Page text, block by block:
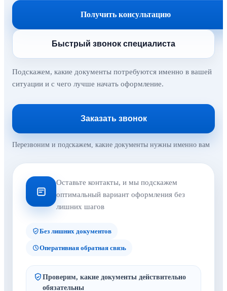
Получить консультацию
Быстрый звонок специалиста
Подскажем, какие документы потребуются именно в вашей
ситуации и с чего лучше начать оформление.
Заказать звонок
Перезвоним и подскажем, какие документы нужны именно вам
Оставьте контакты, и мы подскажем
оптимальный вариант оформления без
лишних шагов
Без лишних документов
Оперативная обратная связь
Проверим, какие документы действительно
обязательны